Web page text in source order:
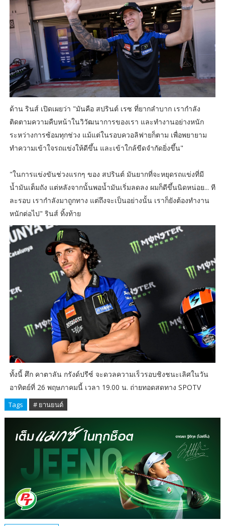
ด้าน รินส์ เปิดเผยว่า "มันคือ สปรินต์ เรซ ที่ยากลำบาก เรากำลัง
ติดตามความคืบหน้าในวิวัฒนาการของเรา และทำงานอย่างหนัก
ระหว่างการซ้อมทุกช่วง แม้แต่ในรอบควอลิฟายก็ตาม เพื่อพยายาม
ทำความเข้าใจรถแข่งให้ดีขึ้น และเข้าใกล้ขีดจำกัดยิ่งขึ้น"
"ในการแข่งขันช่วงแรกๆ ของ สปรินต์ มันยากที่จะหยุดรถแข่งที่มี
น้ำมันเต็มถัง แต่หลังจากนั้นพอน้ำมันเริ่มลดลง ผมก็ดีขึ้นนิดหน่อย... ที
ละรอบ เรากำลังมาถูกทาง แต่ถึงจะเป็นอย่างนั้น เราก็ยังต้องทำงาน
หนักต่อไป" รินส์ ทิ้งท้าย
ทั้งนี้ ศึก คาตาลัน กรังด์ปรีซ์ จะดวลความเร็วรอบชิงชนะเลิศในวัน
อาทิตย์ที่ 26 พฤษภาคมนี้ เวลา 19.00 น. ถ่ายทอดสดทาง SPOTV
Tags # ยานยนต์